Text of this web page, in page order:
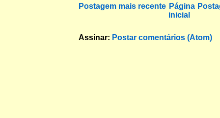
Postagem mais recente Página
inicial
Assinar: Postar comentários (Atom)